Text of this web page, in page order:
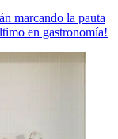
marcando la pauta
en gastronomía!